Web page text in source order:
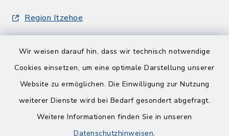
Wir weisen darauf hin, dass wir technisch notwendige
Cookies einsetzen, um eine optimale Darstellung unserer
Website zu ermöglichen. Die Einwilligung zur Nutzung
weiterer Dienste wird bei Bedarf gesondert abgefragt.
Weitere Informationen finden Sie in unseren
Datenschutzhinweisen.
Region Itzehoe
Barrierefreiheit